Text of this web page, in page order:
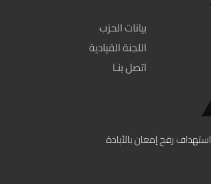
بيانات الحزب
اللجنة القيادية
اتصل بنـا
استهداف رفح إمعان بالأبادة